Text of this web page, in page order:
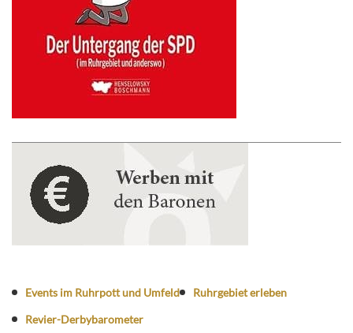
Events im Ruhrpott und Umfeld
Ruhrgebiet erleben
Revier-Derbybarometer